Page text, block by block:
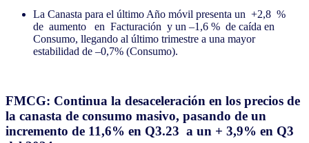
La Canasta para el último Año móvil presenta un +2,8 %
de aumento en Facturación y un –1,6 % de caída en
Consumo, llegando al último trimestre a una mayor
estabilidad de –0,7% (Consumo).
FMCG: Continua la desaceleración en los precios de
la canasta de consumo masivo, pasando de un
incremento de 11,6% en Q3.23 a un + 3,9% en Q3